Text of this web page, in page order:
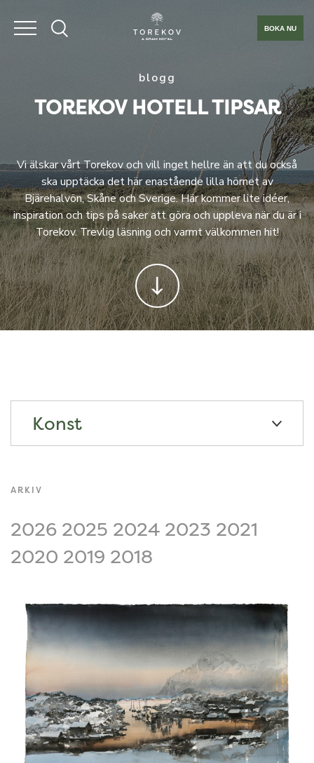
BOKA NU
blogg
TOREKOV HOTELL TIPSAR
Vi älskar vårt Torekov och vill inget hellre än att du också
ska upptäcka det här enastående lilla hörnet av
Bjärehalvön, Skåne och Sverige. Här kommer lite idéer,
inspiration och tips på saker att göra och uppleva när du är i
Torekov. Trevlig läsning och varmt välkommen hit!
Konst
ARKIV
2026 2025 2024 2023 2021
2020 2019 2018